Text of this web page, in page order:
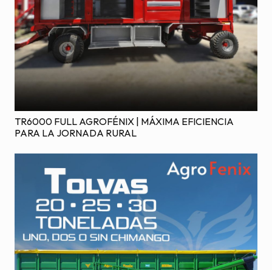
TR6000 FULL AGROFÉNIX | MÁXIMA EFICIENCIA
PARA LA JORNADA RURAL